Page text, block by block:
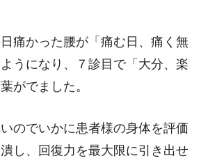
痛かった腰が「痛む日、痛く無
うになり、７診目で「大分、楽
がでました。
のでいかに患者様の身体を評価
し、回復力を最大限に引き出せ